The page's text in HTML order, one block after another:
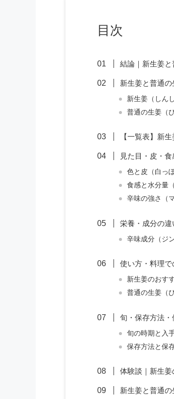
目次
結論｜新生姜
新生姜と普通
新生姜（しん
普通の生姜（
【一覧表】新
見た目・皮・
色と皮（白っ
食感と水分量
辛味の強さ（
栄養・成分の違
辛味成分（ジ
使い方・料理
新生姜のおす
普通の生姜（
旬・保存方法・
旬の時期と入
保存方法と保
体験談｜新生
新生姜と普通